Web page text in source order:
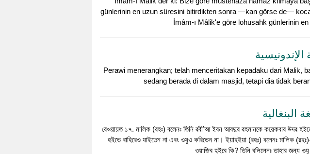
günlerinin en uzun süresini bitirdikten sonra —kan görse de—
İmâm-ı Mâlik'e göre lohusahk günlerinin
Perawi menerangkan; telah menceritakan kepadaku dari Malik,
sedang berada di dalam masjid, tetapi dia tidak
البنغالية
রেওয়ায়ত ১৭. মালিক (রহঃ) বলেনঃ তিনি রবী’আ ইবন আবদুর রহমানকে কয়েকবার উদর
হইতে বাহিরেও যাইতেন না এবং ওযুও করিতেন না। ইয়াহইয়া (রহঃ) বলেনঃ মালিক
ওয়াজিব হইবে কি? তিনি বলিলেনঃ তাহার জন্য